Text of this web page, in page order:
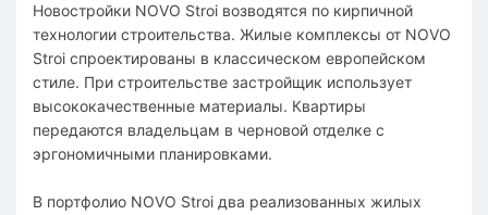
Новостройки NOVO Stroi возводятся по кирпичной
технологии строительства. Жилые комплексы от NOVO
Stroi спроектированы в классическом европейском
стиле. При строительстве застройщик использует
высококачественные материалы. Квартиры
передаются владельцам в черновой отделке с
эргономичными планировками.
В портфолио NOVO Stroi два реализованных жилых